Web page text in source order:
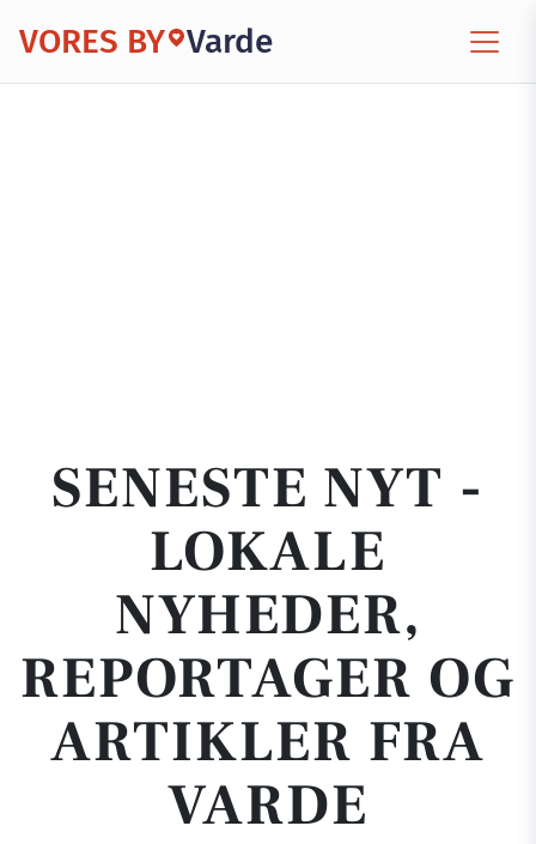
VORES BY Varde
SENESTE NYT -
LOKALE
NYHEDER,
REPORTAGER OG
ARTIKLER FRA
VARDE